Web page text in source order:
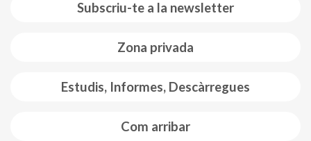
Subscriu-te a la newsletter
Zona privada
Estudis, Informes, Descàrregues
Com arribar